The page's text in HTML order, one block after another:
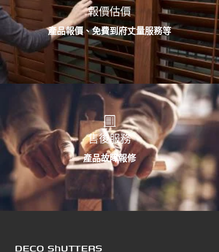
報價估價
產品報價、免費到府丈量服務等
售後服務
產品故障報修